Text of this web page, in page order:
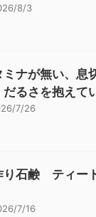
8/3
ミナが無い、息
だるさを抱えて
7/26
り石鹸 ティー
7/16